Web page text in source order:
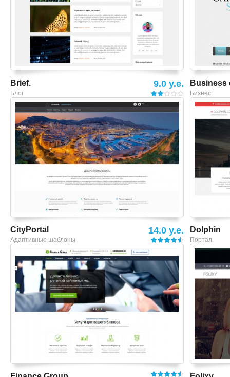
Brief.
Блог
9.0 y.e. Business
Бизнес
Смотреть шаблон
CityPortal
Адаптивные шаблоны
14.0 y.e. Dolphin
Портал
Смотреть шаблон